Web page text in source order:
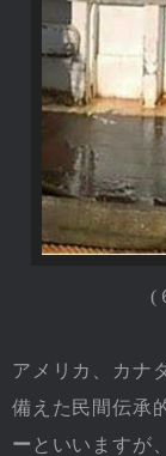
(
アメリカ、カナ
備えた民間伝承
ー といいますが